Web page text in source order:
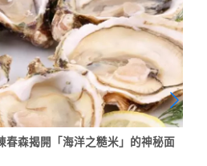
春森揭開「海洋之糙米」的神秘面